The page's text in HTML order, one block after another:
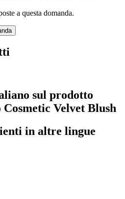
a questa domanda.
sul prodotto
Velvet Blush
in altre lingue